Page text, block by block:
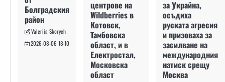
Болградския
район
Valeriia Skorych
2026-08-06 18:10
центрове на
Wildberries в
Котовск,
Тамбовска
област, и в
Електростал,
Московска
област
за Украйна,
осъдиха
руската агресия
и призоваха за
засилване на
международния
натиск срещу
Москва